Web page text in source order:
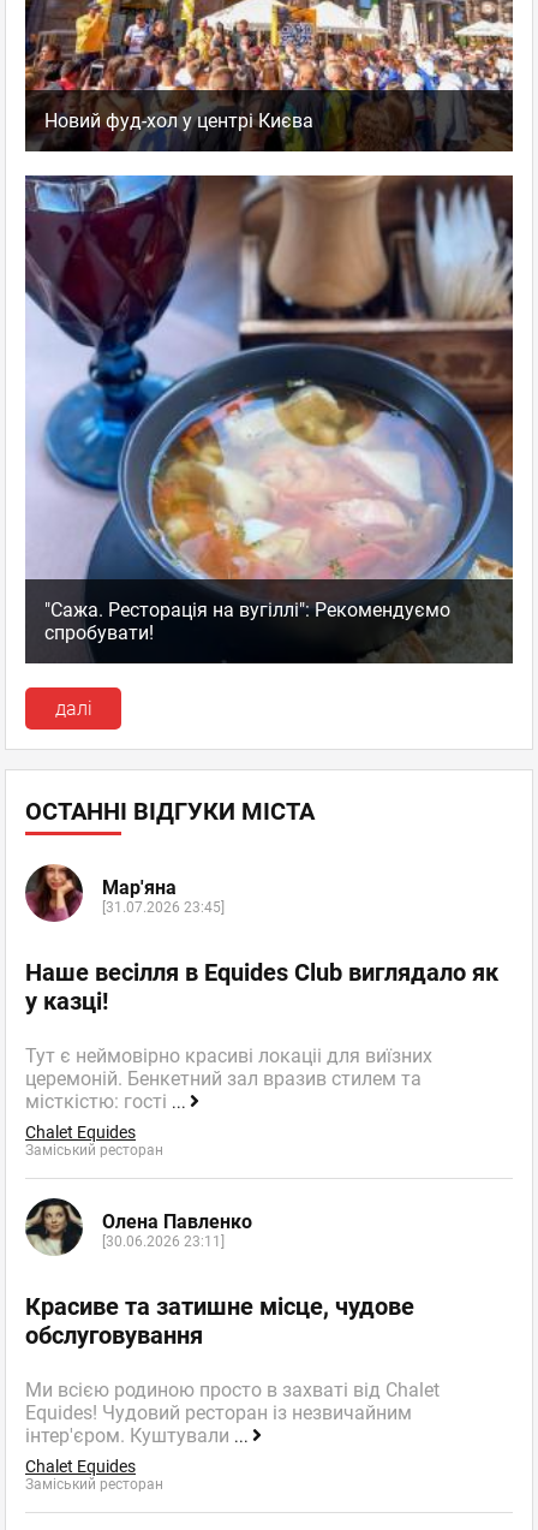
Новий фуд-хол у центрі Києва
"Сажа. Ресторація на вугіллі": Рекомендуємо
спробувати!
далі
ОСТАННІ ВІДГУКИ МІСТА
Мар'яна
[31.07.2026 23:45]
Наше весілля в Equides Club виглядало як
у казці!
Тут є неймовірно красиві локаціі для виїзних
церемоній. Бенкетний зал вразив стилем та
місткістю: гості ...
Chalet Equides
Заміський ресторан
Олена Павленко
[30.06.2026 23:11]
Красиве та затишне місце, чудове
обслуговування
Ми всією родиною просто в захваті від Chalet
Equides! Чудовий ресторан із незвичайним
інтер'єром. Куштували ...
Chalet Equides
Заміський ресторан